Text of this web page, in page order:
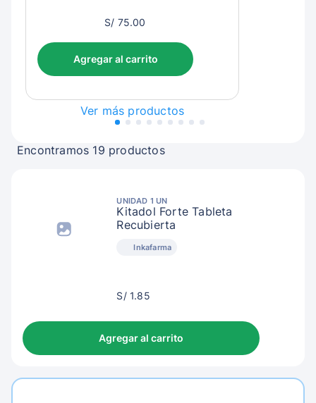
S/
S/ 75.00
Agregar al carrito
Ver más productos
Encontramos 19 productos
UNIDAD 1 UN
Kitadol Forte Tableta
Recubierta
Inkafarma
S/
S/ 1.85
Agregar al carrito